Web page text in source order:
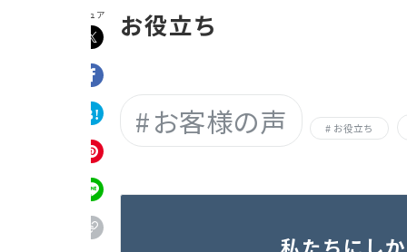
シュア お役立ち
お客様の声 お役立ち
私たちにしか